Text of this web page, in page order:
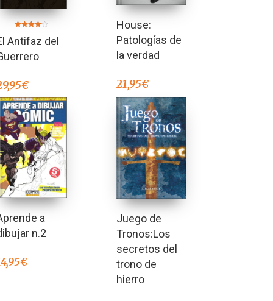
en
4.00
Antifaz del
€
House:
Patologías de
la verdad
21,95€
a
n.2
€
Juego de
Tronos:Los
secretos del
trono de
hierro